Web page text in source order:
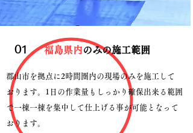
​01 ​福島県内のみの施工範囲
郡山市を拠点に2時間圏内の現場のみを施工して
おります。1日の作業量もしっかり確保出来る範囲
で一棟一棟を集中して仕上げる事が可能となって
おります。